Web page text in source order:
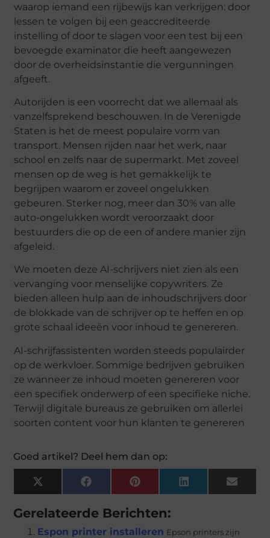
waarop iemand een rijbewijs kan verkrijgen: door
lessen te volgen bij een geaccrediteerde
instelling of door te slagen voor een test bij een
bevoegde examinator die heeft aangewezen
door de overheidsinstantie die vergunningen
afgeeft.
Autorijden is een voorrecht dat we allemaal als
vanzelfsprekend beschouwen. In de Verenigde
Staten is het de meest populaire vorm van
transport. Mensen rijden naar het werk, naar
school en zelfs naar de supermarkt. Met zoveel
mensen op de weg is het gemakkelijk te
begrijpen waarom er zoveel ongelukken
gebeuren. Sterker nog, meer dan 30% van alle
auto-ongelukken wordt veroorzaakt door
bestuurders die op de een of andere manier zijn
afgeleid.
We moeten deze AI-schrijvers niet zien als een
vervanging voor menselijke copywriters. Ze
bieden alleen hulp aan de inhoudschrijvers door
de blokkade van de schrijver op te heffen en op
grote schaal ideeën voor inhoud te genereren.
AI-schrijfassistenten worden steeds populairder
op de werkvloer. Sommige bedrijven gebruiken
ze wanneer ze inhoud moeten genereren voor
een specifiek onderwerp of een specifieke niche.
Terwijl digitale bureaus ze gebruiken om allerlei
soorten content voor hun klanten te genereren
Goed artikel? Deel hem dan op:
X
(Twitter)
FacebookPinterestLinkedInEmail
Gerelateerde Berichten:
Espon printer installeren Epson printers zijn